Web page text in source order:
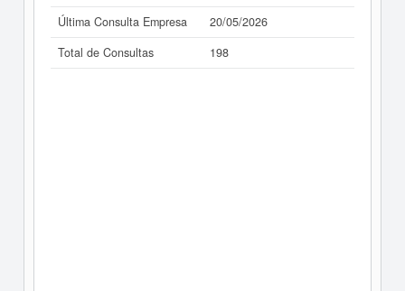
Última Consulta Empresa
20/05/2026
Total de Consultas
198